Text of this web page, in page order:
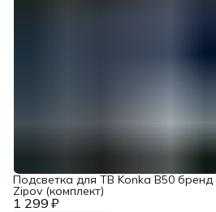
1 299 ₽
Подсветка для ТВ Konka B50 бренд
Zipov (комплект)